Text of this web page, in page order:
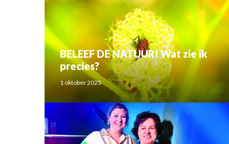
BELEEF DE NATUUR! Wat zie ik
precies?
1 oktober 2025